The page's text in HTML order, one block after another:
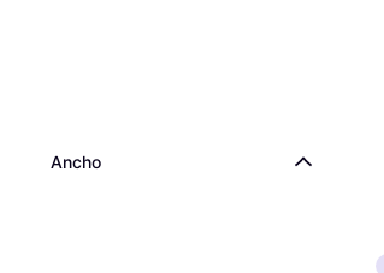
Ancho